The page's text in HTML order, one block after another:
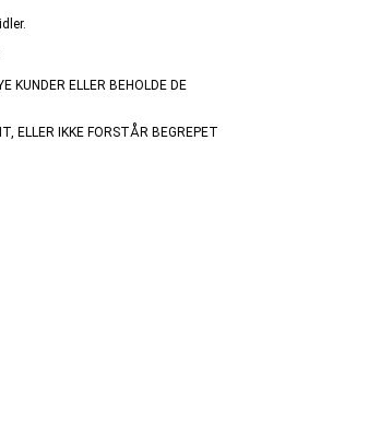
KUNDER ELLER BEHOLDE DE
ELLER IKKE FORSTÅR BEGREPET